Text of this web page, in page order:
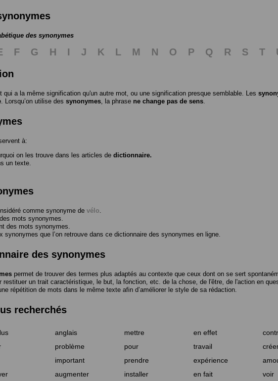
des synonymes
F G H I J K L M N O P Q R S T
qui a la même signification qu'un autre mot, ou une signification presque semblable. Les
. Lorsqu’on utilise des synonymes , la phrase ne change pas de sens
à:
on les trouve dans les articles de dictionnaire.
un texte.
comme synonyme de vélo
des mots synonymes.
des mots synonymes.
synonymes que l’on retrouve dans ce dictionnaire des synonymes en ligne.
des synonymes
permet de trouver des termes plus adaptés au contexte que ceux dont on se sert
restituer un trait caractéristique, le but, la fonction, etc. de la chose, de l'être, de l'action en
répétition de mots dans le même texte afin d’améliorer le style de sa rédaction.
recherchés
anglais mettre en effet
problème pour travail
important prendre expérience
augmenter installer en fait voir